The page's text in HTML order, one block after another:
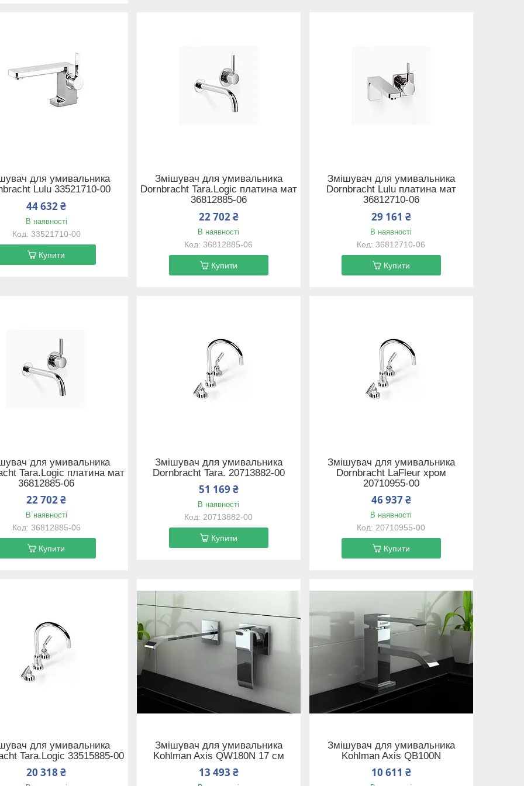
для умивальника
Lulu 33521710-00
44 632 ₴
В наявності
33521710-00
Купити
Змішувач для умивальника
Dornbracht Tara.Logic платина мат
36812885-06
22 702 ₴
В наявності
36812885-06
Купити
Змішувач для умивальника
Dornbracht Lulu платина мат
36812710-06
29 161 ₴
В наявності
36812710-06
Купити
для умивальника
Tara.Logic платина мат
36812885-06
22 702 ₴
В наявності
36812885-06
Купити
Змішувач для умивальника
Dornbracht Tara. 20713882-00
51 169 ₴
В наявності
20713882-00
Купити
Змішувач для умивальника
Dornbracht LaFleur хром
20710955-00
46 937 ₴
В наявності
20710955-00
Купити
для умивальника
Tara.Logic 33515885-00
20 318 ₴
Змішувач для умивальника
Kohlman Axis QW180N 17 см
13 493 ₴
Змішувач для умивальника
Kohlman Axis QB100N
10 611 ₴